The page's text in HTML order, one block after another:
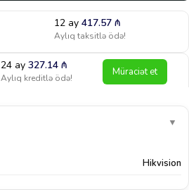
12 ay 417.57 ₼
Aylıq taksitlə ödə!
24 ay327.14₼
Aylıq kreditlə ödə! Müraciət et
▼
Hikvision